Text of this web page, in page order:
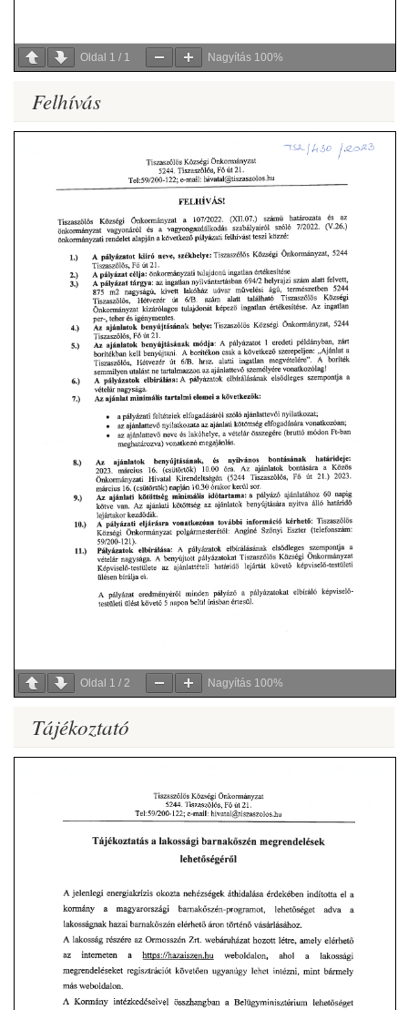
Oldal 1 / 1 Nagyítás 100%
Felhívás
Oldal 1 / 2 Nagyítás 100%
Tájékoztató